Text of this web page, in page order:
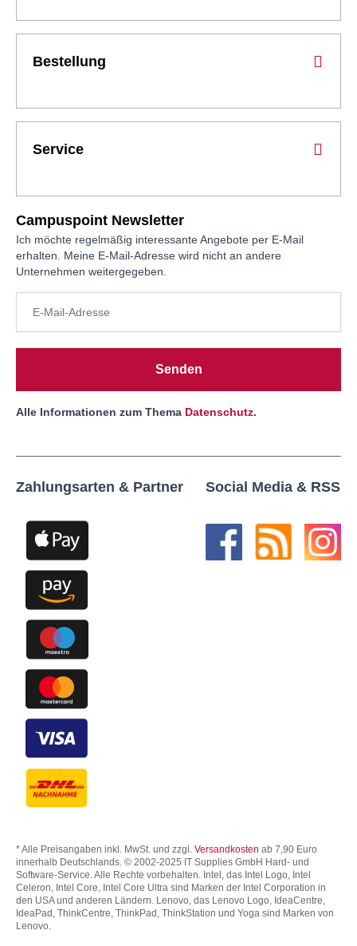
Bestellung
Service
Campuspoint Newsletter
Ich möchte regelmäßig interessante Angebote per E-Mail
erhalten. Meine E-Mail-Adresse wird nicht an andere
Unternehmen weitergegeben.
Senden
Alle Informationen zum Thema Datenschutz.
Zahlungsarten & Partner Social Media & RSS
* Alle Preisangaben inkl. MwSt. und zzgl. Versandkosten ab 7,90 Euro
innerhalb Deutschlands. © 2002-2025 IT Supplies GmbH Hard- und
Software-Service. Alle Rechte vorbehalten. Intel, das Intel Logo, Intel
Celeron, Intel Core, Intel Core Ultra sind Marken der Intel Corporation in
den USA und anderen Ländern. Lenovo, das Lenovo Logo, IdeaCentre,
IdeaPad, ThinkCentre, ThinkPad, ThinkStation und Yoga sind Marken von
Lenovo.